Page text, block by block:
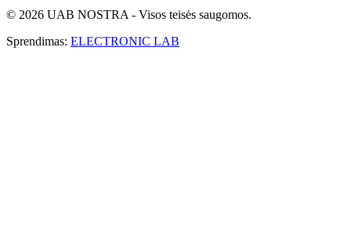
© 2026 UAB NOSTRA - Visos teisės saugomos.
Sprendimas: ELECTRONIC LAB